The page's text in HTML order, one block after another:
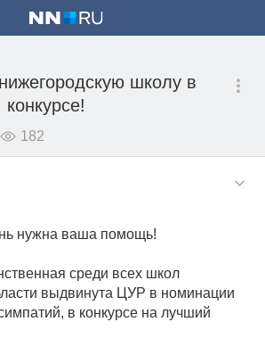
школу в
конкурсе!
182
нужна ваша помощь!
среди всех школ
выдвинута ЦУР в номинации
в конкурсе на лучший